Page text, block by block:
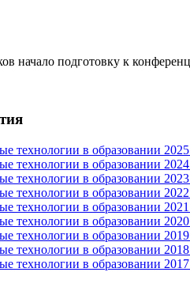
начало подготовку к
технологии в образовании
технологии в образовании 2024
технологии в образовании 2023
технологии в образовании 2022
технологии в образовании 2021
технологии в образовании 2020
технологии в образовании 2019
технологии в образовании 2018
технологии в образовании 2017